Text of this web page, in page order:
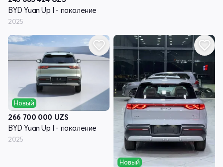
BYD Yuan Up I - поколение
2025
Новый
266 700 000 UZS
BYD Yuan Up I - поколение
2025
Новый